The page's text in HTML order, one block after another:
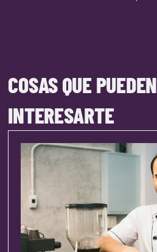
COSAS QUE PUEDEN
INTERESARTE